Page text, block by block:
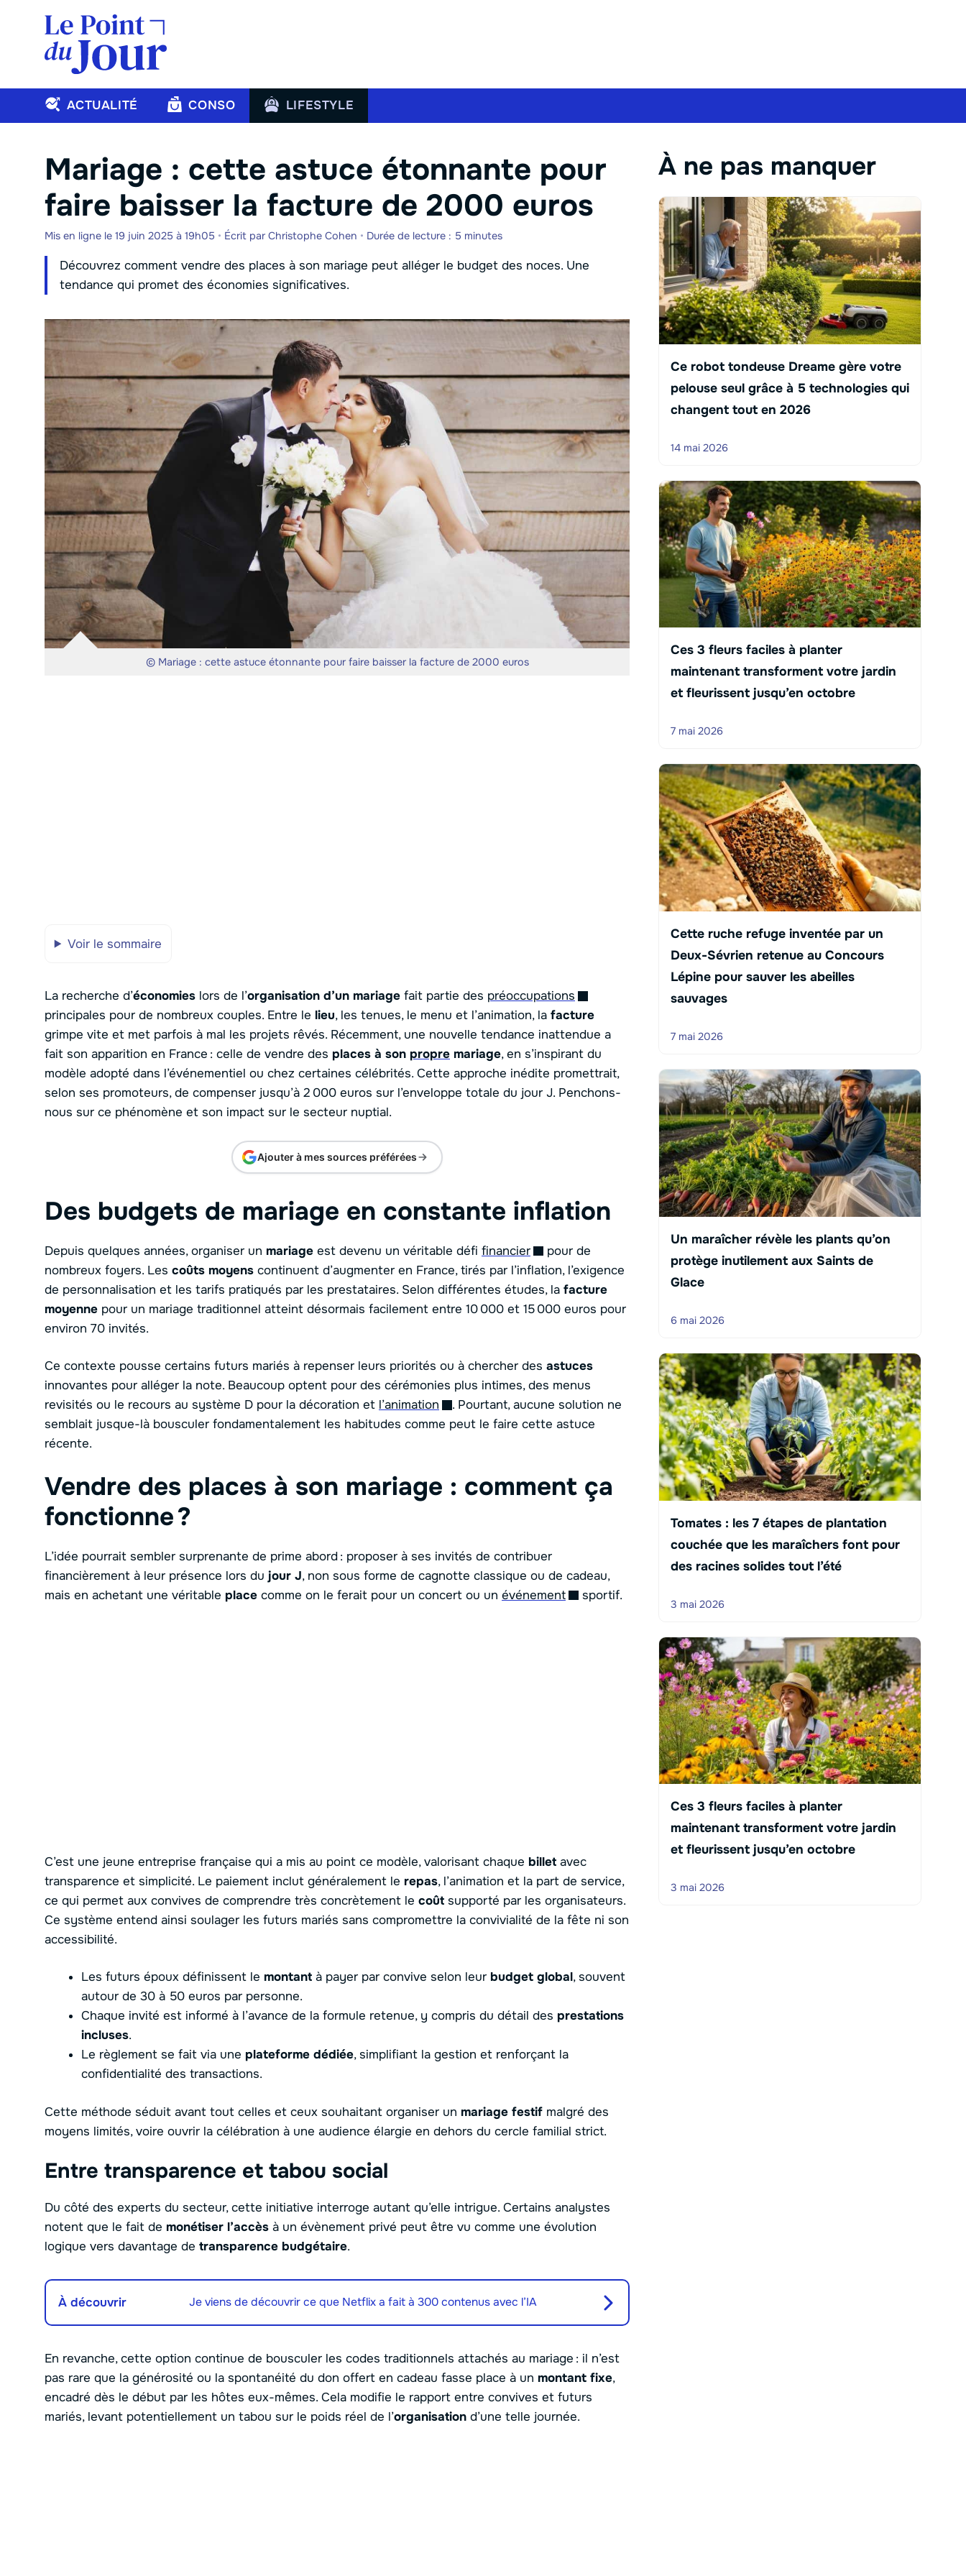
contenu
ACTUALITÉ CONSO LIFESTYLE
Mariage : cette astuce étonnante pour
faire baisser la facture de 2000 euros
Mis en ligne le 19 juin 2025 à 19h05 • Écrit par Christophe Cohen • Durée de lecture : 5 minutes
Découvrez comment vendre des places à son mariage peut alléger le budget des noces. Une
tendance qui promet des économies significatives.
© Mariage : cette astuce étonnante pour faire baisser la facture de 2000 euros
Voir le sommaire
La recherche d’économies lors de l’organisation d’un mariage fait partie des préoccupations
principales pour de nombreux couples. Entre le lieu, les tenues, le menu et l’animation, la facture
grimpe vite et met parfois à mal les projets rêvés. Récemment, une nouvelle tendance inattendue a
fait son apparition en France : celle de vendre des places à son propre mariage, en s’inspirant du
modèle adopté dans l’événementiel ou chez certaines célébrités. Cette approche inédite promettrait,
selon ses promoteurs, de compenser jusqu’à 2 000 euros sur l’enveloppe totale du jour J. Penchons-
nous sur ce phénomène et son impact sur le secteur nuptial.
Ajouter à mes sources préférées
Des budgets de mariage en constante inflation
Depuis quelques années, organiser un mariage est devenu un véritable défi financier
pour de
nombreux foyers. Les coûts moyens continuent d’augmenter en France, tirés par l’inflation, l’exigence
de personnalisation et les tarifs pratiqués par les prestataires. Selon différentes études, la facture
moyenne pour un mariage traditionnel atteint désormais facilement entre 10 000 et 15 000 euros pour
environ 70 invités.
Ce contexte pousse certains futurs mariés à repenser leurs priorités ou à chercher des astuces
innovantes pour alléger la note. Beaucoup optent pour des cérémonies plus intimes, des menus
revisités ou le recours au système D pour la décoration et l’animation
. Pourtant, aucune solution ne
semblait jusque-là bousculer fondamentalement les habitudes comme peut le faire cette astuce
récente.
Vendre des places à son mariage : comment ça
fonctionne ?
L’idée pourrait sembler surprenante de prime abord : proposer à ses invités de contribuer
financièrement à leur présence lors du jour J, non sous forme de cagnotte classique ou de cadeau,
mais en achetant une véritable place comme on le ferait pour un concert ou un événement sportif.
C’est une jeune entreprise française qui a mis au point ce modèle, valorisant chaque billet avec
transparence et simplicité. Le paiement inclut généralement le repas, l’animation et la part de service,
ce qui permet aux convives de comprendre très concrètement le coût supporté par les organisateurs.
Ce système entend ainsi soulager les futurs mariés sans compromettre la convivialité de la fête ni son
accessibilité.
Les futurs époux définissent le montant à payer par convive selon leur budget global, souvent
autour de 30 à 50 euros par personne.
Chaque invité est informé à l’avance de la formule retenue, y compris du détail des prestations
incluses.
Le règlement se fait via une plateforme dédiée, simplifiant la gestion et renforçant la
confidentialité des transactions.
Cette méthode séduit avant tout celles et ceux souhaitant organiser un mariage festif malgré des
moyens limités, voire ouvrir la célébration à une audience élargie en dehors du cercle familial strict.
Entre transparence et tabou social
Du côté des experts du secteur, cette initiative interroge autant qu’elle intrigue. Certains analystes
notent que le fait de monétiser l’accès à un évènement privé peut être vu comme une évolution
logique vers davantage de transparence budgétaire.
À découvrir Je viens de découvrir ce que Netflix a fait à 300 contenus avec l’IA
En revanche, cette option continue de bousculer les codes traditionnels attachés au mariage : il n’est
pas rare que la générosité ou la spontanéité du don offert en cadeau fasse place à un montant fixe,
encadré dès le début par les hôtes eux-mêmes. Cela modifie le rapport entre convives et futurs
mariés, levant potentiellement un tabou sur le poids réel de l’organisation d’une telle journée.
À ne pas manquer
Ce robot tondeuse Dreame gère votre
pelouse seul grâce à 5 technologies qui
changent tout en 2026
14 mai 2026
Ces 3 fleurs faciles à planter
maintenant transforment votre jardin
et fleurissent jusqu’en octobre
7 mai 2026
Cette ruche refuge inventée par un
Deux-Sévrien retenue au Concours
Lépine pour sauver les abeilles
sauvages
7 mai 2026
Un maraîcher révèle les plants qu’on
protège inutilement aux Saints de
Glace
6 mai 2026
Tomates : les 7 étapes de plantation
couchée que les maraîchers font pour
des racines solides tout l’été
3 mai 2026
Ces 3 fleurs faciles à planter
maintenant transforment votre jardin
et fleurissent jusqu’en octobre
3 mai 2026